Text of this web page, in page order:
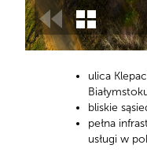
ulica
bliskie
pełna
usługi w